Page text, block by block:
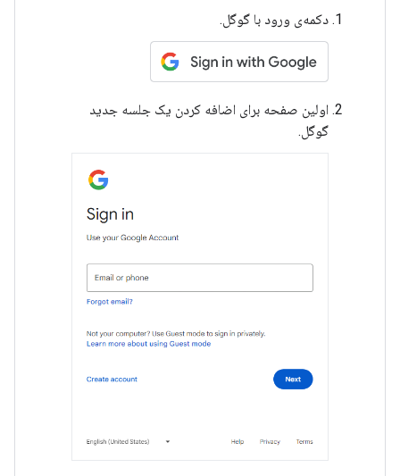
دکمه‌ی ورود با گوگل.
اولین صفحه برای اضافه کردن یک جلسه جدید
گوگل.